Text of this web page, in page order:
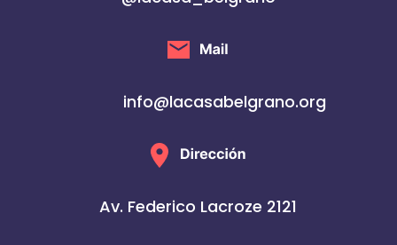
info@lacasabelgrano.org
Av. Federico Lacroze 2121